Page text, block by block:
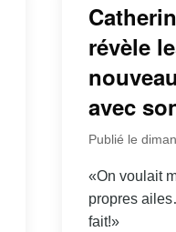
révèle
avec
Publié le
«On voulait
propres
fait!»